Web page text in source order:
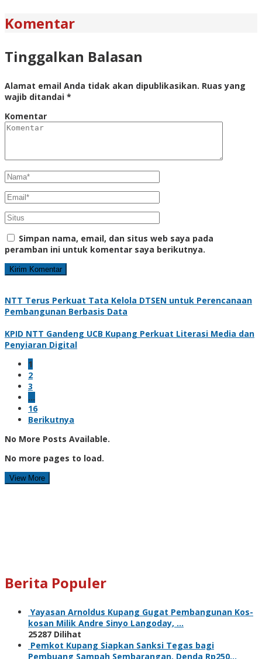
Komentar
Tinggalkan Balasan
Alamat email Anda tidak akan dipublikasikan. Ruas yang
wajib ditandai *
Komentar
Simpan nama, email, dan situs web saya pada
peramban ini untuk komentar saya berikutnya.
NTT Terus Perkuat Tata Kelola DTSEN untuk Perencanaan
Pembangunan Berbasis Data
KPID NTT Gandeng UCB Kupang Perkuat Literasi Media dan
Penyiaran Digital
1
2
3
…
16
Berikutnya
No More Posts Available.
No more pages to load.
View More
Berita Populer
Yayasan Arnoldus Kupang Gugat Pembangunan Kos-
kosan Milik Andre Sinyo Langoday, …
25287 Dilihat
Pemkot Kupang Siapkan Sanksi Tegas bagi
Pembuang Sampah Sembarangan, Denda Rp250…